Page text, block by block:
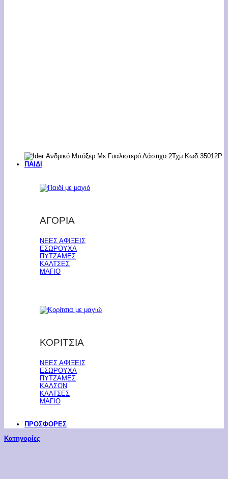
ΠΑΙΔΙ
ΑΓΟΡΙΑ
ΝΕΕΣ ΑΦΙΞΕΙΣ
ΕΣΩΡΟΥΧΑ
ΠΥΤΖΑΜΕΣ
ΚΑΛΤΣΕΣ
ΜΑΓΙΟ
ΚΟΡΙΤΣΙΑ
ΝΕΕΣ ΑΦΙΞΕΙΣ
ΕΣΩΡΟΥΧΑ
ΠΥΤΖΑΜΕΣ
ΚΑΛΣΟΝ
ΚΑΛΤΣΕΣ
ΜΑΓΙΟ
ΠΡΟΣΦΟΡΕΣ
Κατηγορίες